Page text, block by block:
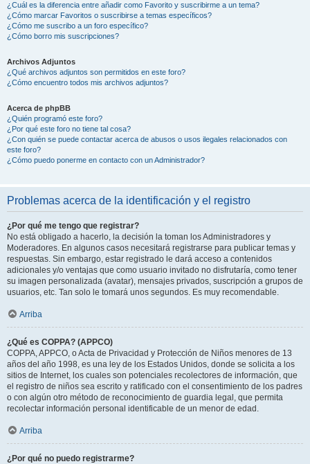
¿Cuál es la diferencia entre añadir como Favorito y suscribirme a un tema?
¿Cómo marcar Favoritos o suscribirse a temas específicos?
¿Cómo me suscribo a un foro específico?
¿Cómo borro mis suscripciones?
Archivos Adjuntos
¿Qué archivos adjuntos son permitidos en este foro?
¿Cómo encuentro todos mis archivos adjuntos?
Acerca de phpBB
¿Quién programó este foro?
¿Por qué este foro no tiene tal cosa?
¿Con quién se puede contactar acerca de abusos o usos ilegales relacionados con
este foro?
¿Cómo puedo ponerme en contacto con un Administrador?
Problemas acerca de la identificación y el registro
¿Por qué me tengo que registrar?
No está obligado a hacerlo, la decisión la toman los Administradores y
Moderadores. En algunos casos necesitará registrarse para publicar temas y
respuestas. Sin embargo, estar registrado le dará acceso a contenidos
adicionales y/o ventajas que como usuario invitado no disfrutaría, como tener
su imagen personalizada (avatar), mensajes privados, suscripción a grupos de
usuarios, etc. Tan solo le tomará unos segundos. Es muy recomendable.
Arriba
¿Qué es COPPA? (APPCO)
COPPA, APPCO, o Acta de Privacidad y Protección de Niños menores de 13
años del año 1998, es una ley de los Estados Unidos, donde se solicita a los
sitios de Internet, los cuales son potenciales recolectores de información, que
el registro de niños sea escrito y ratificado con el consentimiento de los padres
o con algún otro método de reconocimiento de guardia legal, que permita
recolectar información personal identificable de un menor de edad.
Arriba
¿Por qué no puedo registrarme?